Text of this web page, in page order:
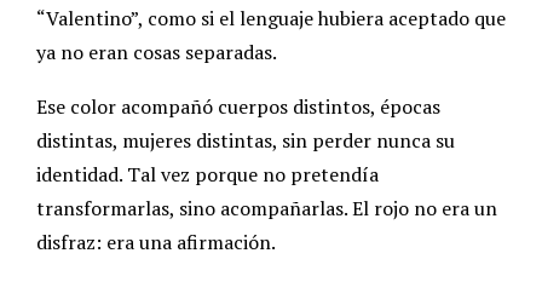
“Valentino”, como si el lenguaje hubiera aceptado que
ya no eran cosas separadas.
Ese color acompañó cuerpos distintos, épocas
distintas, mujeres distintas, sin perder nunca su
identidad. Tal vez porque no pretendía
transformarlas, sino acompañarlas. El rojo no era un
disfraz: era una afirmación.